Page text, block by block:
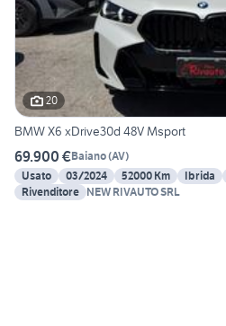
20
BMW X6 xDrive30d 48V Msport
69.900 €Baiano(AV)
Usato
03/2024 52000 Km Ibrida
Rivenditore NEW RIVAUTO SRL